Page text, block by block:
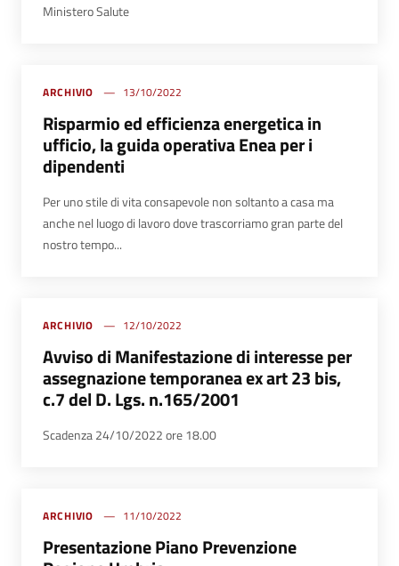
Ministero Salute
ARCHIVIO 13/10/2022
Risparmio ed efficienza energetica in
ufficio, la guida operativa Enea per i
dipendenti
Per uno stile di vita consapevole non soltanto a casa ma
anche nel luogo di lavoro dove trascorriamo gran parte del
nostro tempo...
ARCHIVIO 12/10/2022
Avviso di Manifestazione di interesse per
assegnazione temporanea ex art 23 bis,
c.7 del D. Lgs. n.165/2001
Scadenza 24/10/2022 ore 18.00
ARCHIVIO 11/10/2022
Presentazione Piano Prevenzione